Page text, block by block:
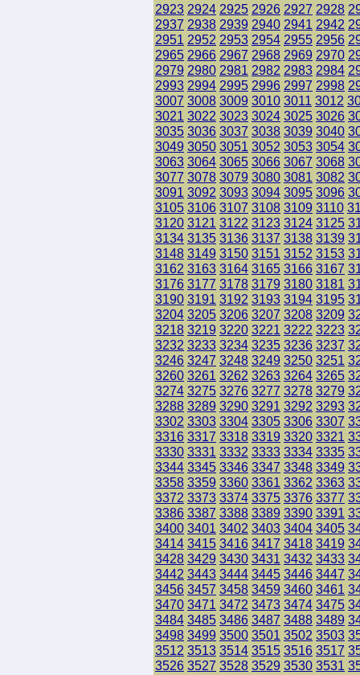
2923 2924 2925 2926 2927 2928
2937 2938 2939 2940 2941 2942
2951 2952 2953 2954 2955 2956
2965 2966 2967 2968 2969 2970
2979 2980 2981 2982 2983 2984
2993 2994 2995 2996 2997 2998
3007 3008 3009 3010 3011 3012
3021 3022 3023 3024 3025 3026
3035 3036 3037 3038 3039 3040
3049 3050 3051 3052 3053 3054
3063 3064 3065 3066 3067 3068
3077 3078 3079 3080 3081 3082
3091 3092 3093 3094 3095 3096
3105 3106 3107 3108 3109 3110
3120 3121 3122 3123 3124 3125
3134 3135 3136 3137 3138 3139
3148 3149 3150 3151 3152 3153
3162 3163 3164 3165 3166 3167
3176 3177 3178 3179 3180 3181
3190 3191 3192 3193 3194 3195
3204 3205 3206 3207 3208 3209
3218 3219 3220 3221 3222 3223
3232 3233 3234 3235 3236 3237
3246 3247 3248 3249 3250 3251
3260 3261 3262 3263 3264 3265
3274 3275 3276 3277 3278 3279
3288 3289 3290 3291 3292 3293
3302 3303 3304 3305 3306 3307
3316 3317 3318 3319 3320 3321
3330 3331 3332 3333 3334 3335
3344 3345 3346 3347 3348 3349
3358 3359 3360 3361 3362 3363
3372 3373 3374 3375 3376 3377
3386 3387 3388 3389 3390 3391
3400 3401 3402 3403 3404 3405
3414 3415 3416 3417 3418 3419
3428 3429 3430 3431 3432 3433
3442 3443 3444 3445 3446 3447
3456 3457 3458 3459 3460 3461
3470 3471 3472 3473 3474 3475
3484 3485 3486 3487 3488 3489
3498 3499 3500 3501 3502 3503
3512 3513 3514 3515 3516 3517
3526 3527 3528 3529 3530 3531